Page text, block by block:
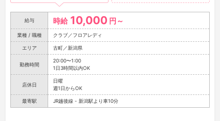
給与 時給 10,000 円～
業種 / 職種 クラブ／フロアレディ
エリア 古町／新潟県
勤務時間
20:00〜1:00
1日3時間以内OK
店休日
日曜
週1日からOK
最寄駅 JR越後線 - 新潟駅より車10分